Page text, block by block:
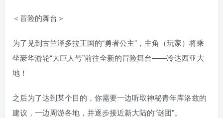
＜冒险的舞台＞
为了见到古兰泽多拉王国的“勇者公主”，主角（玩家）将乘
坐豪华游轮“大巨人号”前往全新的冒险舞台——冷达西亚大
地！
之后为了达到某个目的，你需要一边听取神秘青年库洛兹的
建议，一边周游各地，并逐步接近新大陆的“谜团”。